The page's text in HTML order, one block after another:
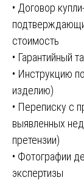
• Договор
стоимость
• Гарантийный
• Инструкцию
изделию)
• Переписку с
выявленных
претензии)
• Фотографии
экспертизы